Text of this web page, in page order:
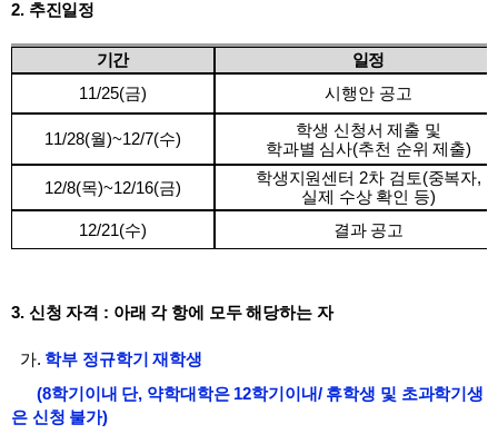
2. 추진일정
기간
일정
11/25(금) 시행안 공고
11/28(월)~12/7(수)
학생 신청서 제출 및
학과별 심사(추천 순위 제출)
12/8(목)~12/16(금)
학생지원센터 2차 검토(중복자,
실제 수상 확인 등)
12/21(수) 결과 공고
3. 신청 자격 : 아래 각 항에 모두 해당하는 자
가. 학부 정규학기 재학생
(8학기이내 단, 약학대학은 12학기이내/ 휴학생 및 초과학기생
은 신청 불가)